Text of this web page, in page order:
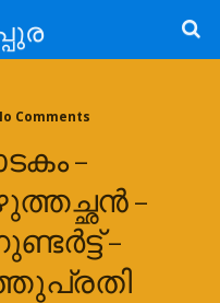
Comments
–
–
–